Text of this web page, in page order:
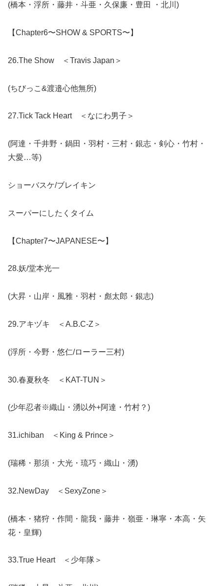
(橋本・浮所・藤井・斗亜・久保廉・豊田 ・北川)
【Chapter6〜SHOW & SPORTS〜】
26.The Show ＜Travis Japan＞
(ちびっこ&渡邉心他無所)
27.Tick Tack Heart ＜なにわ男子＞
(阿達・千井野・鍋田・羽村・三村・銀志・剣心・竹村・
大愛…等)
ショーバスケ/ブレイキン
スーパーにしたくタイム
【Chapter7〜JAPANESE〜】
28.妖/堂本光一
(大昇・山岸・風雅・羽村・彪太郎・銀志)
29.アキヅキ ＜A.B.C-Z＞
(浮所・今野・悠仁/ローラー三村)
30.春夏秋冬 ＜KAT-TUN＞
(少年忍者※織山・湧以外+阿達・竹村？)
31.ichiban ＜King & Prince＞
(瑞稀・那須・大光・琉巧・織山・湧)
32.NewDay ＜SexyZone＞
(橋本・猪狩・作間・龍我・藤井・嶺亜・琳寧・本高・矢
花・皇輝)
33.True Heart ＜少年隊＞